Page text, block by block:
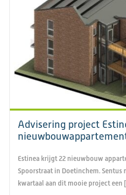
Advisering project
Estinea krijgt 22 nieuwbouw
Spoorstraat in Doetinchem. Sentus
kwartaal aan dit mooie project een